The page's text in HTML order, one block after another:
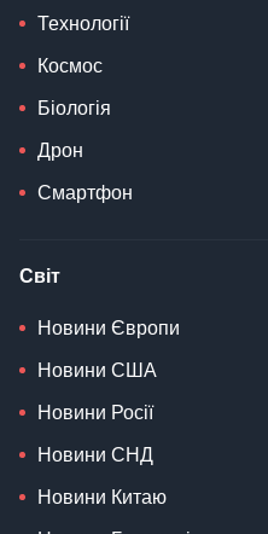
Технології
Космос
Біологія
Дрон
Смартфон
Світ
Новини Європи
Новини США
Новини Росії
Новини СНД
Новини Китаю